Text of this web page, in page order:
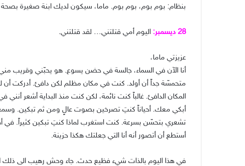
بنظام: بوم بوم، بوم بوم. ماما، سيكون لديك ابنة صغيرة بصحة
28 ديسمبر: اليوم أمي قتلتني… لقد قتلتني.
عزيزتي ماما،
أنا الآن في السماء، جالسة في حضن يسوع. هو يحبّني وقريب
متحمسّة جداً أن أولد. كنت في مكان مظلم لكن دافئ. أدركت أن
المكان الدافئ. غالباً كنت نائمة، لكن كنت منذ البداية أشعر
أبكي معك. أحياناً كنتِ تصرخين بصوت عالٍ ومن ثم تبكين.
تشعري بتحسّن بسرعة. كنت استغرب لماذا كنتِ تبكين كثيراً. في
أستطع أن أتصور أنه أنا التي جعلتك هكذا حزينة.
في هذا اليوم بالذات شيء فظيع حدث. جاء وحش رهيب الى ذلك